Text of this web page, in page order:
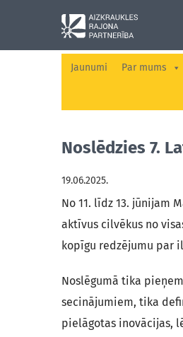
Jaunumi Par mums
Noslēdzies 7.
19.06.2025.
No 11. līdz 13. jūnijam
aktīvus cilvēkus no
kopīgu redzējumu par
Noslēgumā tika
secinājumiem, tika
pielāgotas inovācijas,